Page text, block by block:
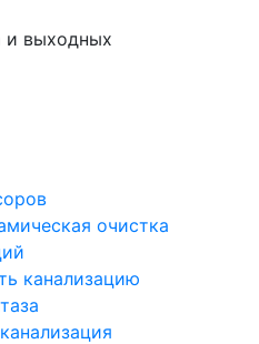
и выходных
очистка
канализацию